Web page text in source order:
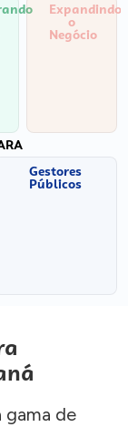
Expandindo
o
Negócio
Gestores
Públicos
gama de